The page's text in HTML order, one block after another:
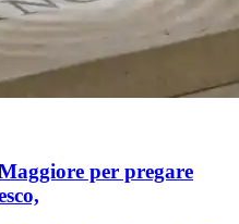
per pregare